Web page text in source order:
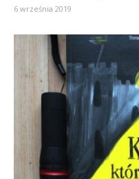
6 września 2019